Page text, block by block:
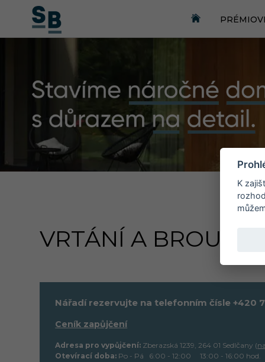
VRTÁNÍ A BROUŠENÍ
Nářadí rezervujte na telefonním čísle +420
Ceník zapůjčení
Adresa pro vypůjčení: Zberazská 1239, 264 01 Sedlčany (
Otevírací doba: Po - Pá 6:00 - 12:00 13:00 - 16:00 hod.
K